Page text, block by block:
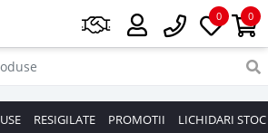
0
0
RESIGILATE PROMOTII LICHIDARI STOC